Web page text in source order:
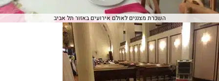
השכרת מצננים לאולם אירועים באזור תל אביב